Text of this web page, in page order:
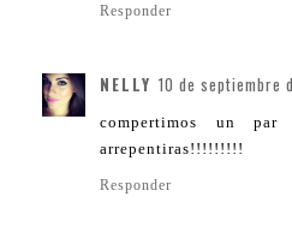
Responder
NELLY 10 de septiembre
compertimos un
arrepentiras!!!!!!!!!
Responder